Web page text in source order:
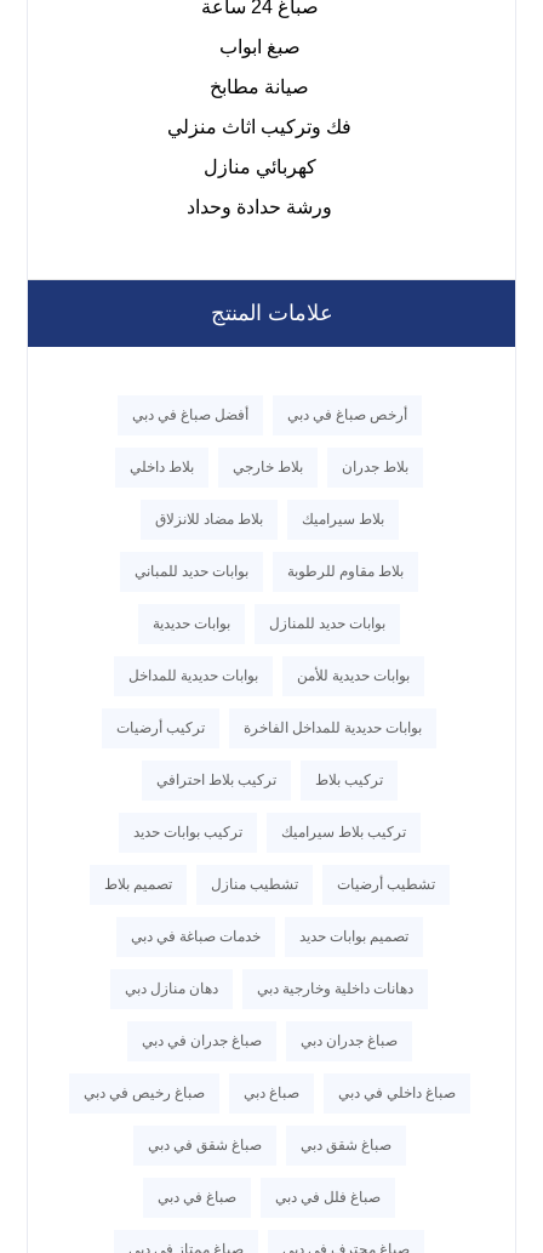
صباغ 24 ساعة
صبغ ابواب
صيانة مطابخ
فك وتركيب اثاث منزلي
كهربائي منازل
ورشة حدادة وحداد
علامات المنتج
أرخص صباغ في دبي أفضل صباغ في دبي
بلاط جدران بلاط خارجي بلاط داخلي
بلاط سيراميك بلاط مضاد للانزلاق
بلاط مقاوم للرطوبة بوابات حديد للمباني
بوابات حديد للمنازل بوابات حديدية
بوابات حديدية للأمن بوابات حديدية للمداخل
بوابات حديدية للمداخل الفاخرة تركيب أرضيات
تركيب بلاط تركيب بلاط احترافي
تركيب بلاط سيراميك تركيب بوابات حديد
تشطيب أرضيات تشطيب منازل تصميم بلاط
تصميم بوابات حديد خدمات صباغة في دبي
دهانات داخلية وخارجية دبي دهان منازل دبي
صباغ جدران دبي صباغ جدران في دبي
صباغ داخلي في دبي صباغ دبي صباغ رخيص في دبي
صباغ شقق دبي صباغ شقق في دبي
صباغ فلل في دبي صباغ في دبي